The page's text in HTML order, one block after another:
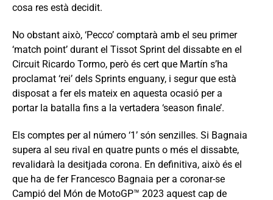
cosa res està decidit.
No obstant això, ‘Pecco’ comptarà amb el seu primer
‘match point’ durant el Tissot Sprint del dissabte en el
Circuit Ricardo Tormo, però és cert que Martín s’ha
proclamat ‘rei’ dels Sprints enguany, i segur que està
disposat a fer els mateix en aquesta ocasió per a
portar la batalla fins a la vertadera ‘season finale’.
Els comptes per al número ‘1’ són senzilles. Si Bagnaia
supera al seu rival en quatre punts o més el dissabte,
revalidarà la desitjada corona. En definitiva, això és el
que ha de fer Francesco Bagnaia per a coronar-se
Campió del Món de MotoGP™ 2023 aquest cap de